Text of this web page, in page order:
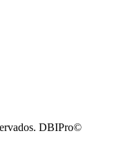
DBIPro©